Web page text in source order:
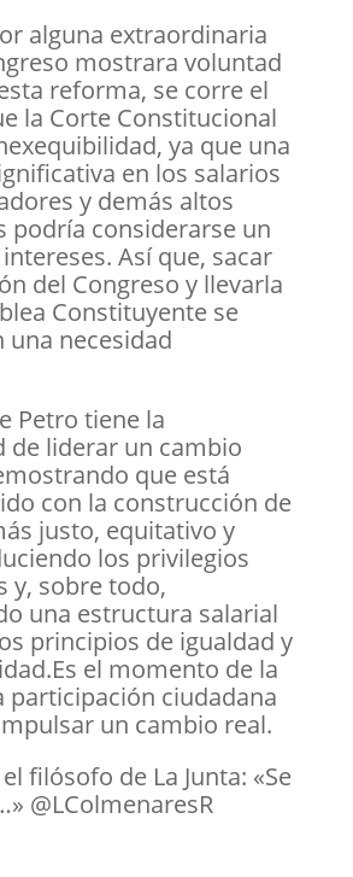
alguna extraordinaria
mostrara voluntad
reforma, se corre el
la Corte Constitucional
ya que una
en los salarios
y demás altos
podría considerarse un
Así que, sacar
del Congreso y llevarla
Constituyente se
una necesidad
Petro tiene la
de liderar un cambio
que está
con la construcción de
justo, equitativo y
los privilegios
y, sobre todo,
una estructura salarial
principios de igualdad y
el momento de la
participación ciudadana
un cambio real.
filósofo de La Junta: «Se
@LColmenaresR